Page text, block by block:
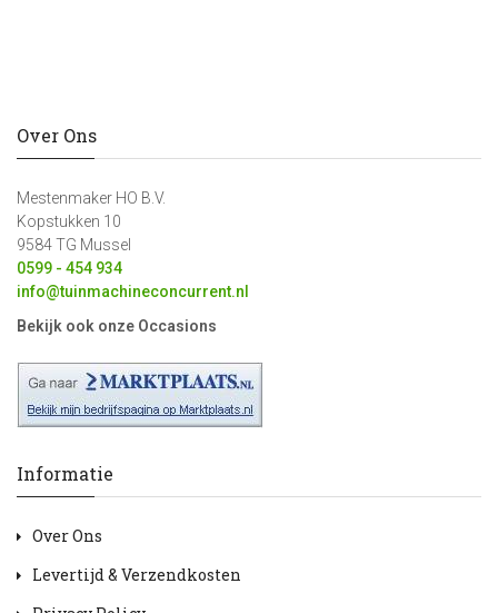
Over Ons
Mestenmaker HO B.V.
Kopstukken 10
9584 TG Mussel
0599 - 454 934
info@tuinmachineconcurrent.nl
Bekijk ook onze Occasions
Informatie
Over Ons
Levertijd & Verzendkosten